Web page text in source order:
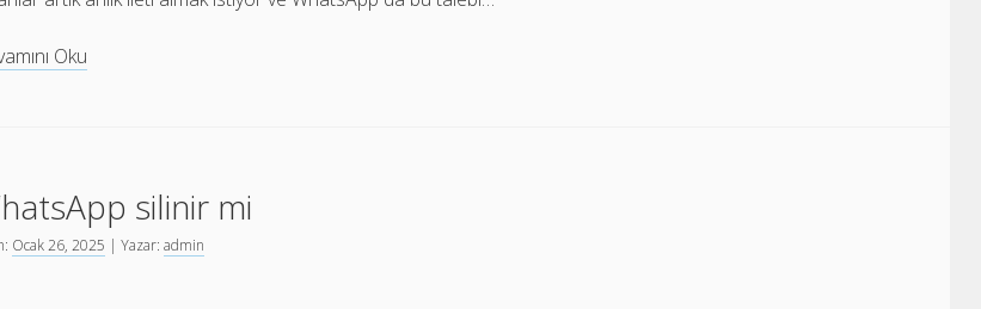
Oku
silinir mi
Ocak 26, 2025 | Yazar:admin